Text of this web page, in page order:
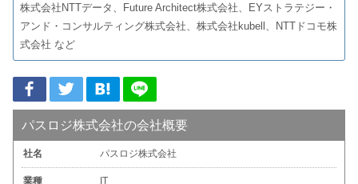
株式会社NTTデータ、Future Architect株式会社、EYストラテジー・
アンド・コンサルティング株式会社、株式会社kubell、NTTドコモ株
式会社 など
パスロジ株式会社の会社概要
社名 パスロジ株式会社
業種 IT